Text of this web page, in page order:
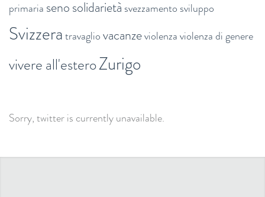
primaria senosolidarietà svezzamento sviluppo
Svizzeratravagliovacanzeviolenzaviolenza di genere
vivere all'esteroZurigo
Sorry, twitter is currently unavailable.